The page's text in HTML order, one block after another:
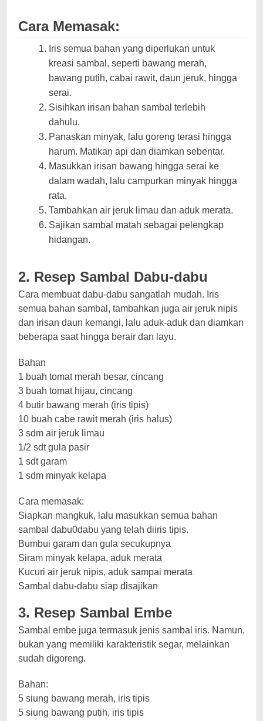
Cara Memasak:
Iris semua bahan yang diperlukan untuk
kreasi sambal, seperti bawang merah,
bawang putih, cabai rawit, daun jeruk, hingga
serai.
Sisihkan irisan bahan sambal terlebih
dahulu.
Panaskan minyak, lalu goreng terasi hingga
harum. Matikan api dan diamkan sebentar.
Masukkan irisan bawang hingga serai ke
dalam wadah, lalu campurkan minyak hingga
rata.
Tambahkan air jeruk limau dan aduk merata.
Sajikan sambal matah sebagai pelengkap
hidangan.
2. Resep Sambal Dabu-dabu
Cara membuat dabu-dabu sangatlah mudah. Iris
semua bahan sambal, tambahkan juga air jeruk nipis
dan irisan daun kemangi, lalu aduk-aduk dan diamkan
beberapa saat hingga berair dan layu.
Bahan
1 buah tomat merah besar, cincang
3 buah tomat hijau, cincang
4 butir bawang merah (iris tipis)
10 buah cabe rawit merah (iris halus)
3 sdm air jeruk limau
1/2 sdt gula pasir
1 sdt garam
1 sdm minyak kelapa
Cara memasak:
Siapkan mangkuk, lalu masukkan semua bahan
sambal dabu0dabu yang telah diiris tipis.
Bumbui garam dan gula secukupnya
Siram minyak kelapa, aduk merata
Kucuri air jeruk nipis, aduk sampai merata
Sambal dabu-dabu siap disajikan
3. Resep Sambal Embe
Sambal embe juga termasuk jenis sambal iris. Namun,
bukan yang memiliki karakteristik segar, melainkan
sudah digoreng.
Bahan:
5 siung bawang merah, iris tipis
5 siung bawang putih, iris tipis